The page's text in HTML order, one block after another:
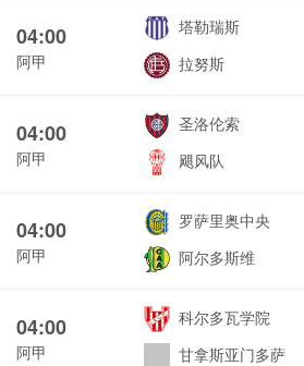
04:00
阿甲
塔勒瑞斯
拉努斯
04:00
阿甲
圣洛伦索
飓风队
04:00
阿甲
罗萨里奥中央
阿尔多斯维
04:00
阿甲
科尔多瓦学院
甘拿斯亚门多萨